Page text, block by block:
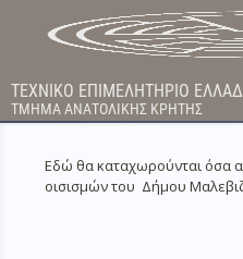
ΤΕΧΝΙΚΟ ΕΠΙΜΕΛΗΤΗΡΙΟ
ΤΜΗΜΑ ΑΝΑΤΟΛΙΚΗΣ ΚΡΗΤΗΣ
Εδώ θα καταχωρούνται όσα
οισισμών του Δήμου